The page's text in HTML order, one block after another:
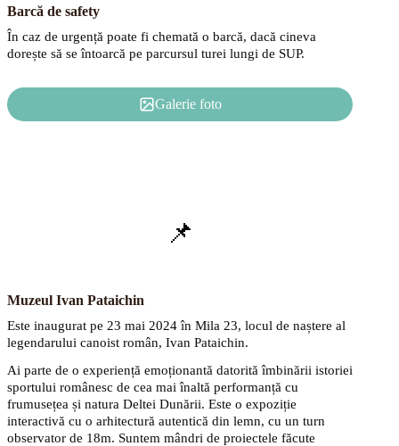
Barcă de safety
În caz de urgență poate fi chemată o barcă, dacă cineva
dorește să se întoarcă pe parcursul turei lungi de SUP.
Galerie foto
📌
Muzeul Ivan Pataichin
Este inaugurat pe 23 mai 2024 în Mila 23, locul de naștere al
legendarului canoist român, Ivan Pataichin.
Ai parte de o experiență emoționantă datorită îmbinării istoriei
sportului românesc de cea mai înaltă performanță cu
frumusețea și natura Deltei Dunării. Este o expoziție
interactivă cu o arhitectură autentică din lemn, cu un turn
observator de 18m. Suntem mândri de proiectele făcute